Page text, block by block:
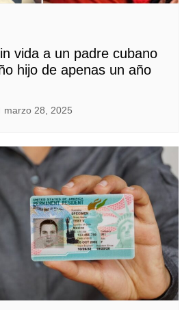
vida a un padre cubano
hijo de apenas un año
marzo 28, 2025